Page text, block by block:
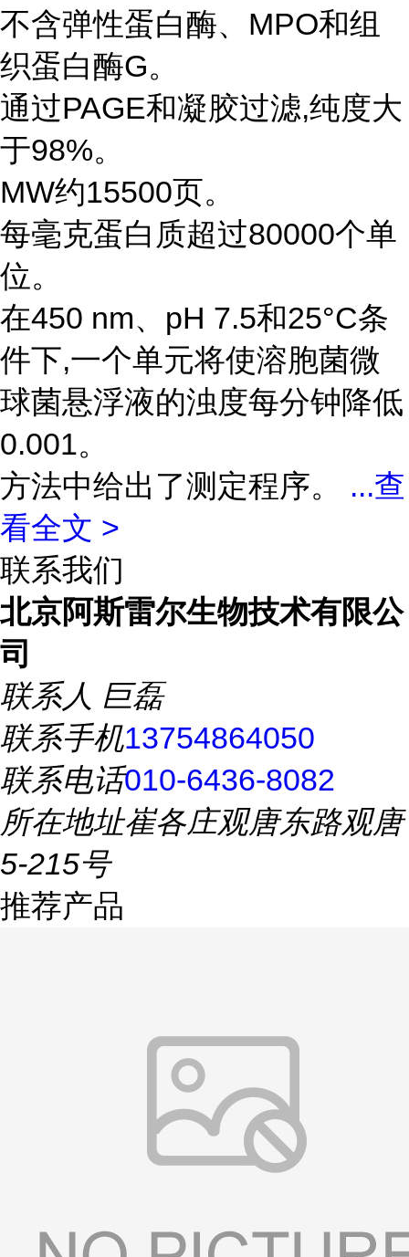
不含弹性蛋白酶、MPO和组
织蛋白酶G。
通过PAGE和凝胶过滤,纯度大
于98%。
MW约15500页。
每毫克蛋白质超过80000个单
位。
在450 nm、pH 7.5和25°C条
件下,一个单元将使溶胞菌微
球菌悬浮液的浊度每分钟降低
0.001。
方法中给出了测定程序。 ...查
看全文 >
联系我们
北京阿斯雷尔生物技术有限公
司
联系人 巨磊
联系手机13754864050
联系电话010-6436-8082
所在地址崔各庄观唐东路观唐
5-215号
推荐产品